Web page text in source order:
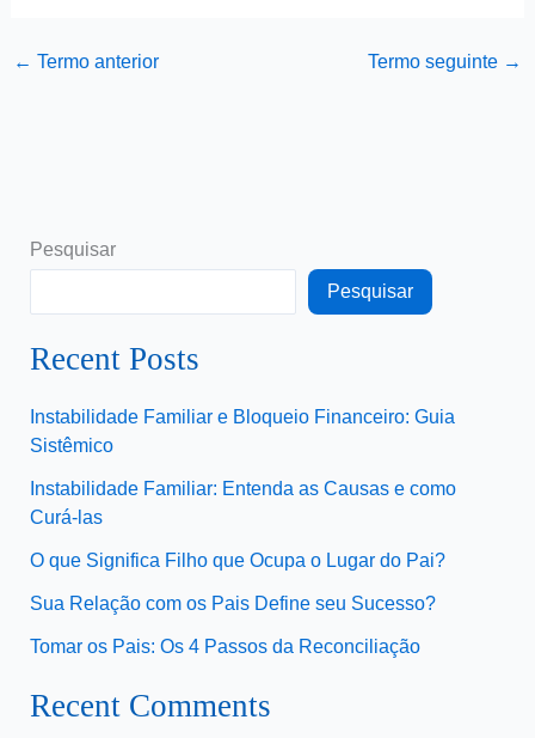
← Termo anterior Termo seguinte →
Pesquisar
Pesquisar
Recent Posts
Instabilidade Familiar e Bloqueio Financeiro: Guia
Sistêmico
Instabilidade Familiar: Entenda as Causas e como
Curá-las
O que Significa Filho que Ocupa o Lugar do Pai?
Sua Relação com os Pais Define seu Sucesso?
Tomar os Pais: Os 4 Passos da Reconciliação
Recent Comments